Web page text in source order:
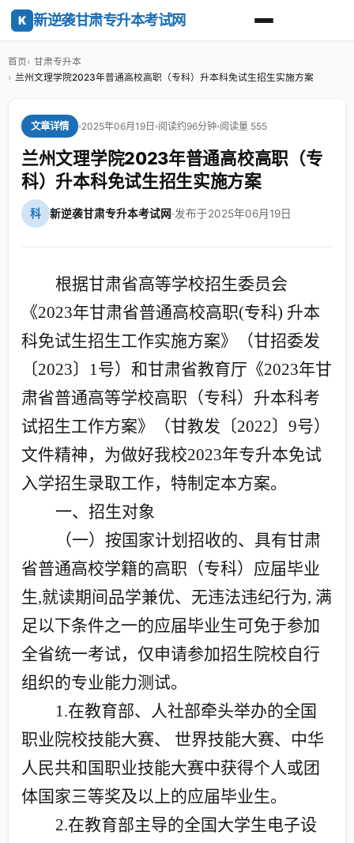
K 新逆袭甘肃专升本考试网
首页
甘肃专升本
兰州文理学院2023年普通高校高职（专科）升本科免试生招生实施方案
文章详情 2025年06月19日 阅读约96分钟 阅读量 555
兰州文理学院2023年普通高校高职（专
科）升本科免试生招生实施方案
科 新逆袭甘肃专升本考试网·发布于2025年06月19日
根据甘肃省高等学校招生委员会
《2023年甘肃省普通高校高职(专科) 升本
科免试生招生工作实施方案》（甘招委发
〔2023〕 1号）和甘肃省教育厅《2023年甘
肃省普通高等学校高职（专科）升本科考
试招生工作方案》（甘教发〔2022〕 9号）
文件精神，为做好我校2023年专升本免试
入学招生录取工作，特制定本方案。
一、招生对象
（一）按国家计划招收的、具有甘肃
省普通高校学籍的高职（专科）应届毕业
生,就读期间品学兼优、无违法违纪行为, 满
足以下条件之一的应届毕业生可免于参加
全省统一考试，仅申请参加招生院校自行
组织的专业能力测试。
1.在教育部、人社部牵头举办的全国
职业院校技能大赛、 世界技能大赛、中华
人民共和国职业技能大赛中获得个人或团
体国家三等奖及以上的应届毕业生。
2.在教育部主导的全国大学生电子设